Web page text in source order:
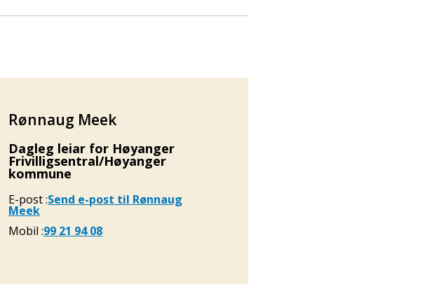
Rønnaug Meek
Dagleg leiar for Høyanger
Frivilligsentral/Høyanger
kommune
E-post Send e-post til Rønnaug
Meek
Mobil 99 21 94 08